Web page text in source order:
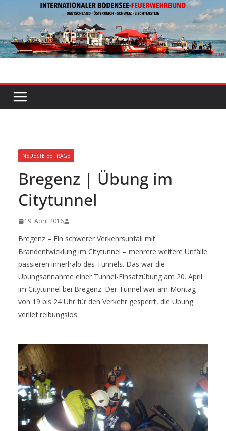
Inhalt
springen
NEUESTE BEITRÄGE
Bregenz | Übung im
Citytunnel
19. April 2016
Bregenz – Ein schwerer Verkehrsunfall mit
Brandentwicklung im Citytunnel – mehrere weitere Unfälle
passieren innerhalb des Tunnels. Das war die
Übungsannahme einer Tunnel-Einsatzübung am 20. April
im Citytunnel bei Bregenz. Der Tunnel war am Montag
von 19 bis 24 Uhr für den Verkehr gesperrt, die Übung
verlief reibungslos.